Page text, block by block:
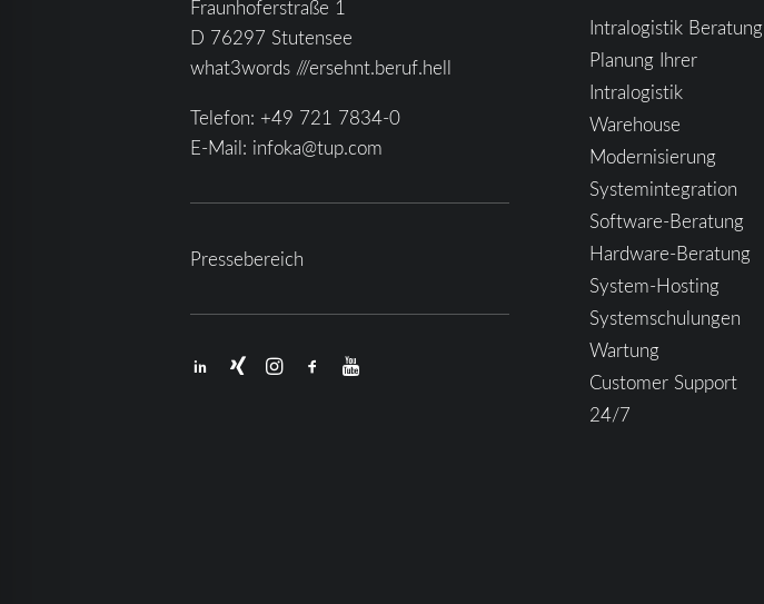
Fraunhoferstraße 1
D 76297 Stutensee
what3words ///ersehnt.beruf.hell
Telefon: +49 721 7834-0
E-Mail: infoka@tup.com
Pressebereich
Intralogistik Beratung
Planung Ihrer
Intralogistik
Warehouse
Modernisierung
Systemintegration
Software-Beratung
Hardware-Beratung
System-Hosting
Systemschulungen
Wartung
Customer Support
24/7